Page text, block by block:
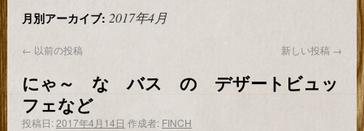
月別アーカイブ: 2017年4月
← 以前の投稿 新しい投稿 →
にゃ～ な バス の デザートビュッ
フェなど
投稿日:2017年4月14日 作成者: FINCH